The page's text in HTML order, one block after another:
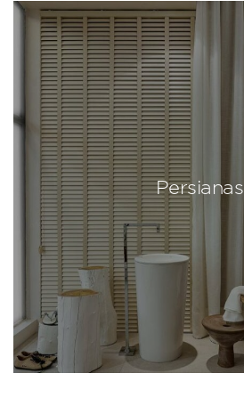
Persianas